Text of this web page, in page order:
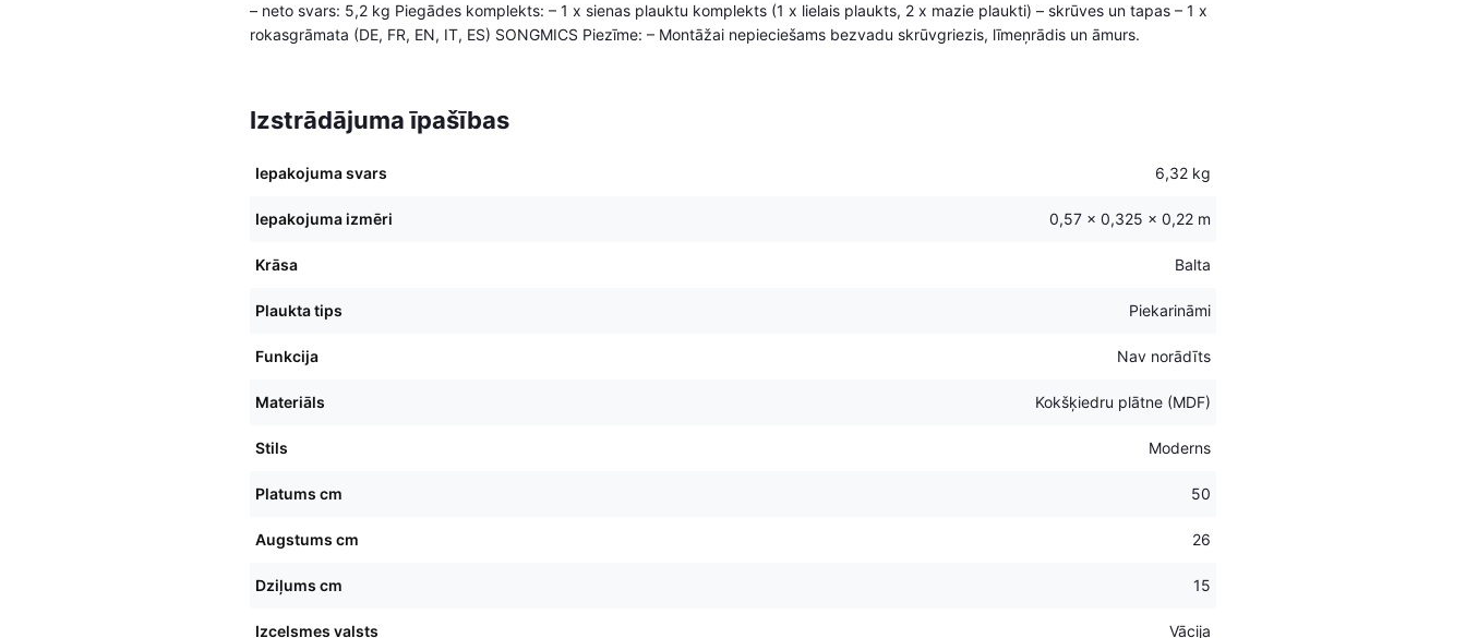
– neto svars: 5,2 kg Piegādes komplekts: – 1 x sienas plauktu komplekts (1 x lielais plaukts, 2 x mazie plaukti) – skrūves un tapas – 1 x
rokasgrāmata (DE, FR, EN, IT, ES) SONGMICS Piezīme: – Montāžai nepieciešams bezvadu skrūvgriezis, līmeņrādis un āmurs.
Izstrādājuma īpašības
Iepakojuma svars 6,32 kg
Iepakojuma izmēri 0,57 × 0,325 × 0,22 m
Krāsa Balta
Plaukta tips Piekarināmi
Funkcija Nav norādīts
Materiāls Kokšķiedru plātne (MDF)
Stils Moderns
Platums cm 50
Augstums cm 26
Dziļums cm 15
Izcelsmes valsts Vācija